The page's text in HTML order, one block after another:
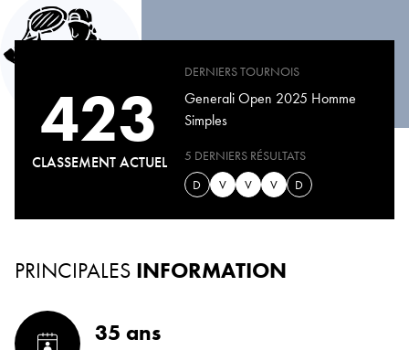
423
CLASSEMENT ACTUEL
DERNIERS TOURNOIS
Generali Open 2025 Homme
Simples
5 DERNIERS RÉSULTATS
D
V V V D
PRINCIPALES INFORMATION
35 ans